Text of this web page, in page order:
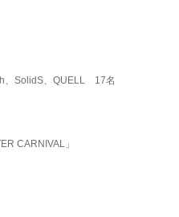
、SolidS、QUELL 17名
CARNIVAL」